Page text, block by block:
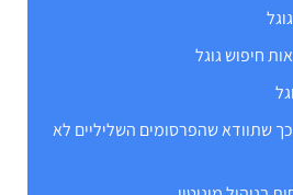
חיפוש גוגל
שתוודא שהפרסומים השליליים לא